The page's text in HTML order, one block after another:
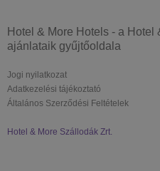
Hotel & More Hotels - a
ajánlataik gyűjtőoldala
Jogi nyilatkozat
Adatkezelési tájékoztató
Általános Szerződési Feltételek
Hotel & More Szállodák Zrt.